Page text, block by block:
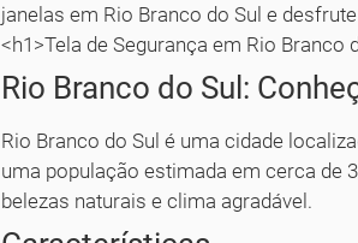
janelas em Rio Branco do Sul e
<h1>Tela de Segurança em Rio Branco
Rio Branco do Sul:
Rio Branco do Sul é uma cidade
uma população estimada em cerca de
belezas naturais e clima agradável.